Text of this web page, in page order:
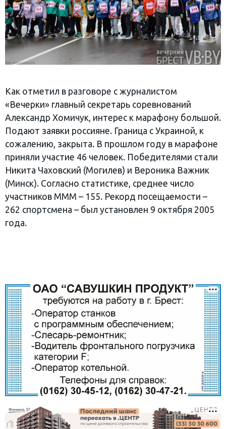
Как отметил в разговоре с журналистом
«Вечерки» главный секретарь соревнований
Александр Хомичук, интерес к марафону большой.
Подают заявки россияне. Граница с Украиной, к
сожалению, закрыта. В прошлом году в марафоне
приняли участие 46 человек. Победителями стали
Никита Чаховский (Могилев) и Вероника Важник
(Минск). Согласно статистике, среднее число
участников МММ – 155. Рекорд посещаемости –
262 спортсмена – был установлен 9 октября 2005
года.